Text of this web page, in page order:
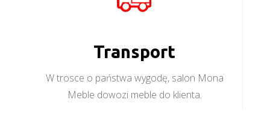
Transport
W trosce o państwa wygodę, salon Mona
Meble dowozi meble do klienta.